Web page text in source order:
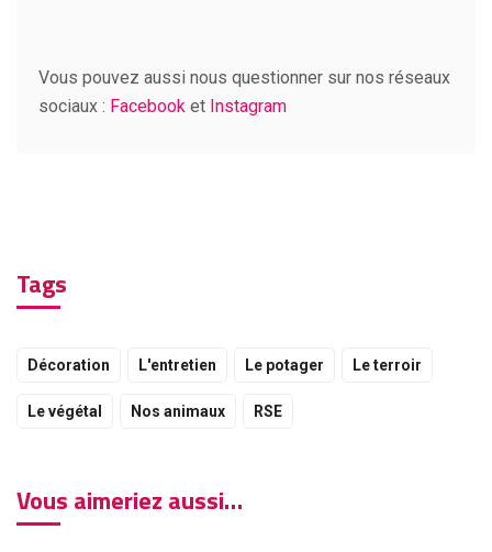
Vous pouvez aussi nous questionner sur nos réseaux
sociaux : Facebook et Instagram
Tags
Décoration L'entretien Le potager Le terroir
Le végétal Nos animaux RSE
Vous aimeriez aussi…